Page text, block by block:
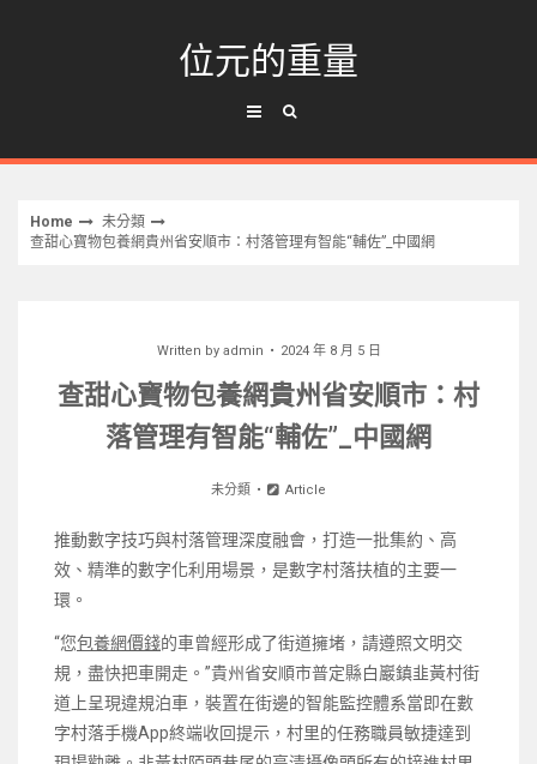
位元的重量
Home
未分類
查甜心寶物包養網貴州省安順市：村落管理有智能“輔佐”_中國網
Written by admin 2024 年 8 月 5 日
查甜心寶物包養網貴州省安順市：村
落管理有智能“輔佐”_中國網
未分類 Article
推動數字技巧與村落管理深度融會，打造一批集約、高
效、精準的數字化利用場景，是數字村落扶植的主要一
環。
“您包養網價錢的車曾經形成了街道擁堵，請遵照文明交
規，盡快把車開走。”貴州省安順市普定縣白巖鎮韭黃村街
道上呈現違規泊車，裝置在街邊的智能監控體系當即在數
字村落手機App終端收回提示，村里的任務職員敏捷達到